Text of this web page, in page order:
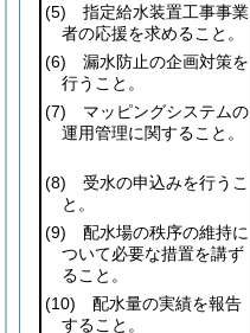
(5) 指定給水装置工事事業
者の応援を求めること。
(6) 漏水防止の企画対策を
行うこと。
(7) マッピングシステムの
運用管理に関すること。
(8) 受水の申込みを行うこ
と。
(9) 配水場の秩序の維持に
ついて必要な措置を講ず
ること。
(10) 配水量の実績を報告
すること。